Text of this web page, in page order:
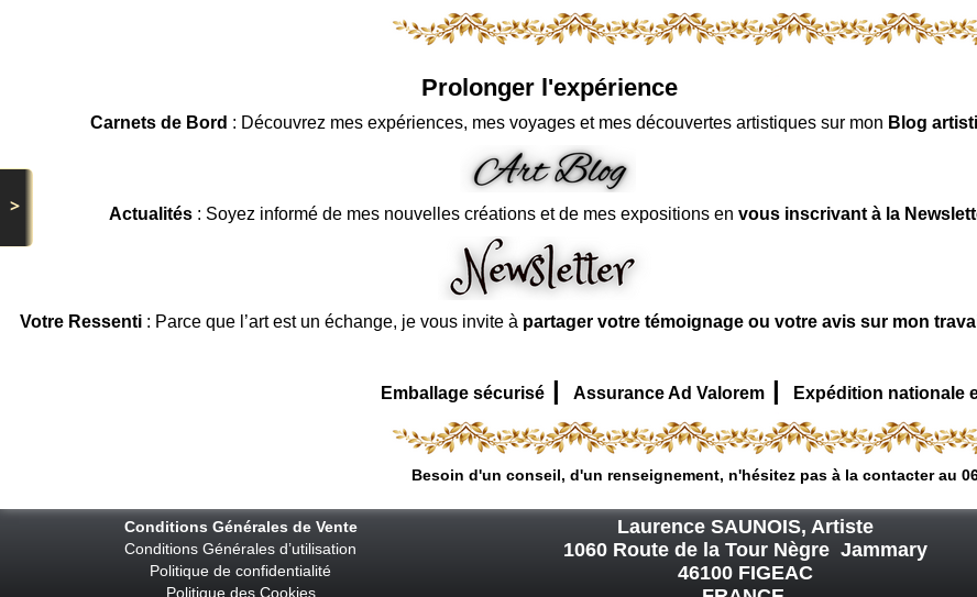
>
Prolonger l'expérience
Carnets de Bord : Découvrez mes expériences, mes voyages et mes découvertes artistiques sur mon Blog
Actualités: Soyez informé de mes nouvelles créations et de mes expositions en vous inscrivant à la
Votre Ressenti: Parce que l’art est un échange, je vous invite à partager votre témoignage ou votre avis sur mon
Emballage sécurisé | Assurance Ad Valorem | Expédition nationale
Besoin d'un conseil, d'un renseignement, n'hésitez pas à la contacter au
Conditions Générales de Vente
Conditions Générales d’utilisation
Politique de confidentialité
Politique des Cookies
Laurence SAUNOIS, Artiste
1060 Route de la Tour Nègre Jammary
46100 FIGEAC